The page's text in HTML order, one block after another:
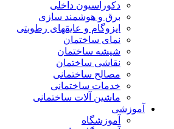
دکوراسیون داخلی
برق و هوشمند سازی
ایزوگام و عایقهای رطوبتی
نمای ساختمان
شیشه ساختمان
نقاشی ساختمان
مصالح ساختمانی
خدمات ساختمانی
ماشین آلات ساختمانی
آموزشی
آموزشگاه